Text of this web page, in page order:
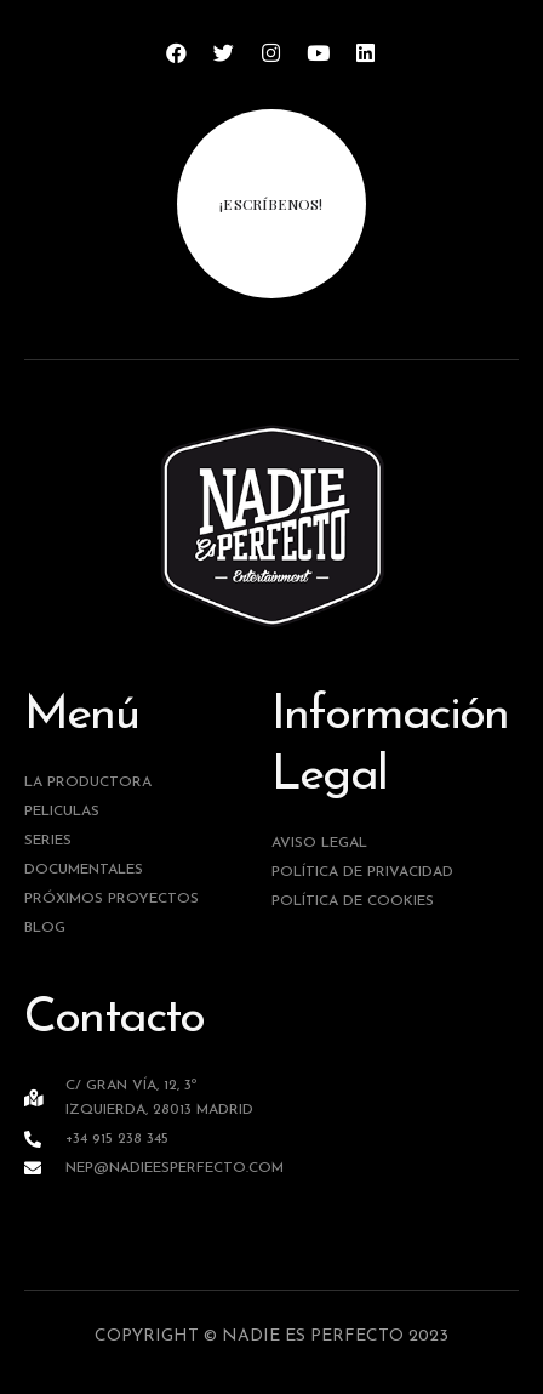
¡ESCRÍBENOS!
Menú
LA PRODUCTORA
PELICULAS
SERIES
DOCUMENTALES
PRÓXIMOS PROYECTOS
BLOG
Información
Legal
AVISO LEGAL
POLÍTICA DE PRIVACIDAD
POLÍTICA DE COOKIES
Contacto
C/ GRAN VÍA, 12, 3º
IZQUIERDA, 28013 MADRID
+34 915 238 345
NEP@NADIEESPERFECTO.COM
COPYRIGHT © NADIE ES PERFECTO 2023